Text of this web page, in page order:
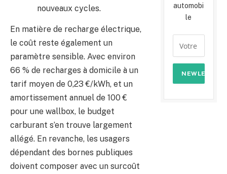
nouveaux cycles.
En matière de recharge électrique,
le coût reste également un
paramètre sensible. Avec environ
66 % de recharges à domicile à un
tarif moyen de 0,23 €/kWh, et un
amortissement annuel de 100 €
pour une wallbox, le budget
carburant s’en trouve largement
allégé. En revanche, les usagers
dépendant des bornes publiques
doivent composer avec un surcoût
automobi
le